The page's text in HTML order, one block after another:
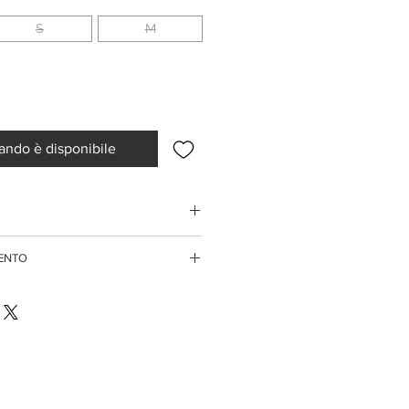
S M
è disponibile
di credito